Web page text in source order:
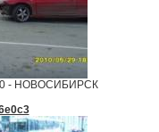
- НОВОСИБИРСК